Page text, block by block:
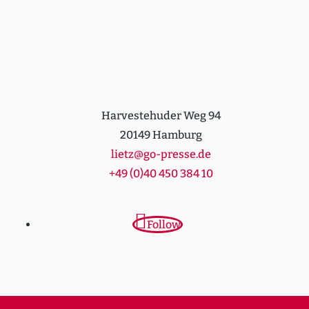
Harvestehuder Weg 94
20149 Hamburg
lietz@go-presse.de
+49 (0)40 450 384 10
Follow